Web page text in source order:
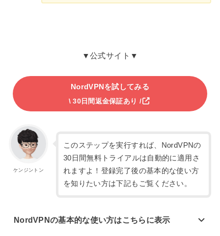
▼公式サイト▼
NordVPNを試してみる
\ 30日間返金保証あり /
ケンジントン
このステップを実行すれば、NordVPNの
30日間無料トライアルは自動的に適用さ
れますよ！登録完了後の基本的な使い方
を知りたい方は下記もご覧ください。
NordVPNの基本的な使い方はこちらに表示